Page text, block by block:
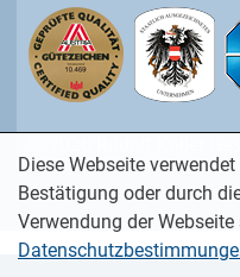
Diese Webseite
Bestätigung oder durch
Verwendung der